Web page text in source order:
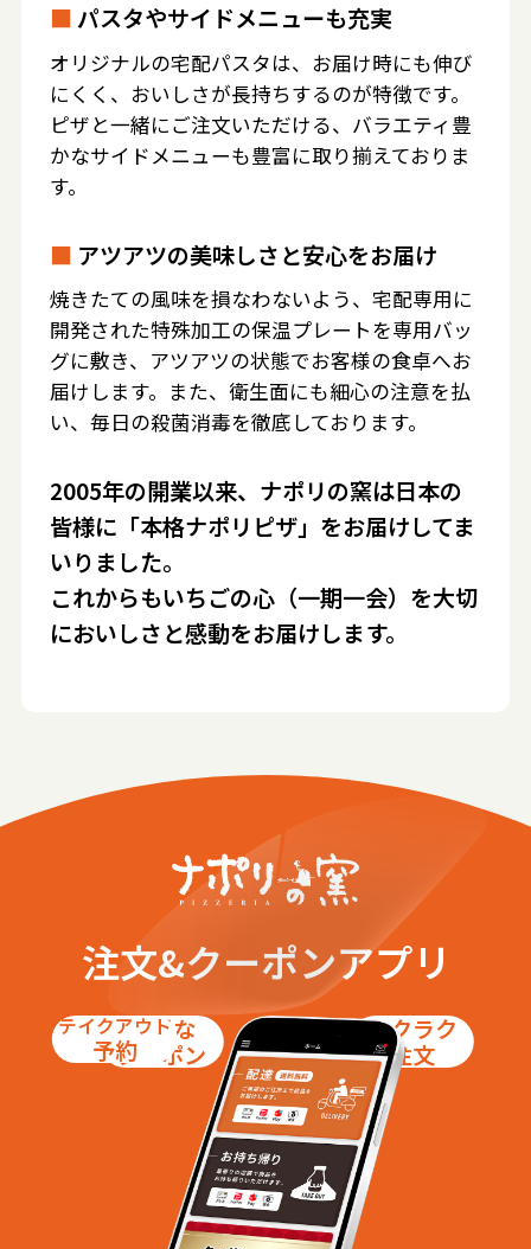
■ パスタやサイドメニューも充実
オリジナルの宅配パスタは、お届け時にも伸び
にくく、おいしさが長持ちするのが特徴です。
ピザと一緒にご注文いただける、バラエティ豊
かなサイドメニューも豊富に取り揃えておりま
す。
■ アツアツの美味しさと安心をお届け
焼きたての風味を損なわないよう、宅配専用に
開発された特殊加工の保温プレートを専用バッ
グに敷き、アツアツの状態でお客様の食卓へお
届けします。また、衛生面にも細心の注意を払
い、毎日の殺菌消毒を徹底しております。
2005年の開業以来、ナポリの窯は日本の
皆様に「本格ナポリピザ」をお届けしてま
いりました。
これからもいちごの心（一期一会）を大切
においしさと感動をお届けします。
注文&クーポンアプリ
お得な
クーポン
テイクアウト
予約
ラクラク
注文